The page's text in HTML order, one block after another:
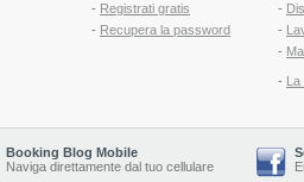
- Registrati gratis
- Recupera la password
-
-
-
-
Booking Blog Mobile
Naviga direttamente dal tuo cellulare